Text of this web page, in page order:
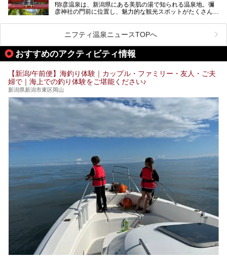
提供元：一般社団法人 雪国観光舎【PR】
す。
f弥彦温泉は、新潟県にある美肌の湯で知られる温泉地。彌
彦神社の門前に位置し、魅力的な観光スポットがたくさんあ
この記事では、弥彦温泉の宿泊に最適なおすすめ宿や、日帰
り施設、グルメスポット、弥彦の自然を堪能できる観光スポ
ットをご紹介します。初めての弥彦温泉旅行を計画している
方に向けて、弥彦温泉の魅力を存分にお伝えしますので、ぜ
ひ参考にしてみてくださいね！
ニフティ温泉ニュースTOPへ
おすすめのアクティビティ情報
【新潟/午前便】海釣り体験｜カップル・ファミリー・友人・ご夫
婦で｜海上での釣り体験をご堪能ください♪
新潟県新潟市東区岡山